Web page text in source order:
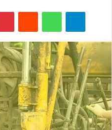
PinterestReddit WhatsApp